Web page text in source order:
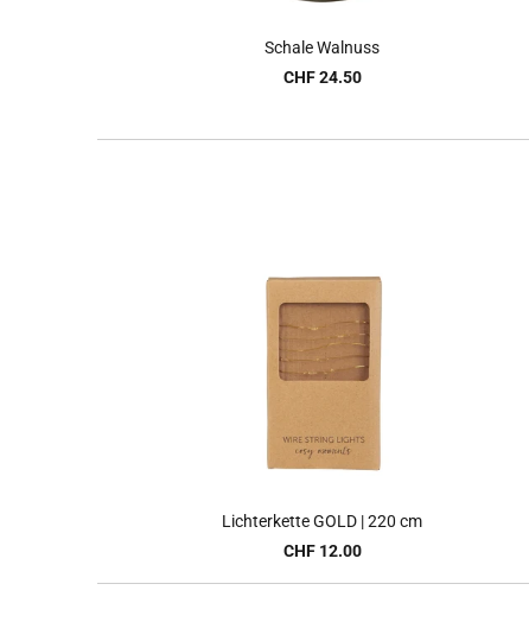
Schale Walnuss
CHF 24.50
Lichterkette GOLD | 220 cm
CHF 12.00